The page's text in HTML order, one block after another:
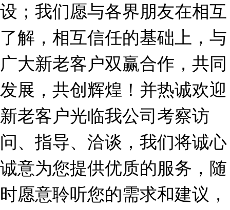
设；我们愿与各界朋友在相互
了解，相互信任的基础上，与
广大新老客户双赢合作，共同
发展，共创辉煌！并热诚欢迎
新老客户光临我公司考察访
问、指导、洽谈，我们将诚心
诚意为您提供优质的服务，随
时愿意聆听您的需求和建议，